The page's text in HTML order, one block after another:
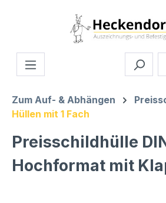
Zum Hauptinhalt springen
Zum Auf- & Abhängen
Hüllen mit 1 Fach
Preisschildhülle
Hochformat mit